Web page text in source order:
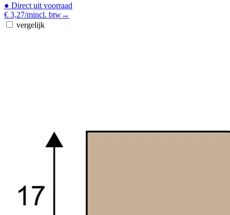
● Direct uit voorraad
€ 3,27/mincl. btw→
vergelijk